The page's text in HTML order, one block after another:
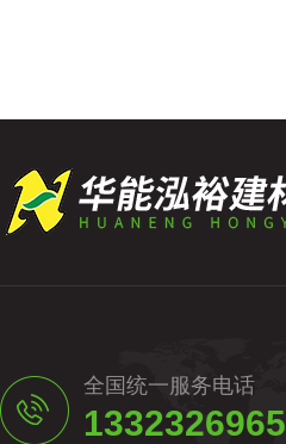
全国统一服务电话